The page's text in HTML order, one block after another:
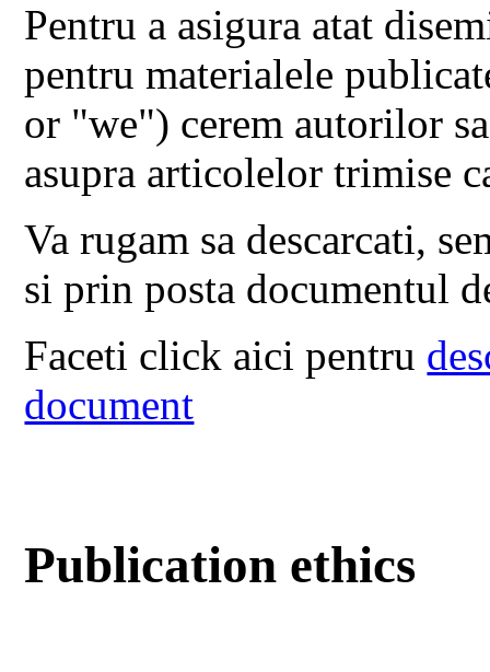
Pentru a asigura atat
pentru materialele
or "we") cerem autorilor
asupra articolelor trimise
Va rugam sa descarcati,
si prin posta documentul
Faceti click aici pentru
document
Publication ethics